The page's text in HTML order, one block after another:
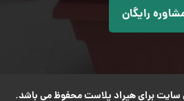
رایگان
سایت برای هیراد پلاست محفوظ می باشد.